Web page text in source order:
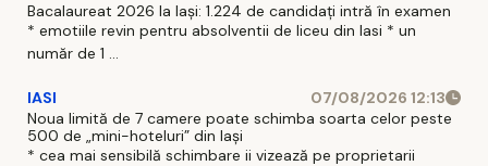
Bacalaureat 2026 la Iași: 1.224 de candidați intră în examen
* emotiile revin pentru absolventii de liceu din Iasi * un
număr de 1 ...
IASI
07/08/2026 12:13
Noua limită de 7 camere poate schimba soarta celor peste
500 de „mini-hoteluri” din Iași
* cea mai sensibilă schimbare ii vizează pe proprietarii